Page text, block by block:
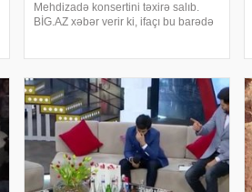
Mehdizadə konsertini təxirə salıb.
BİG.AZ xəbər verir ki, ifaçı bu barədə
Ü.Mehdizad